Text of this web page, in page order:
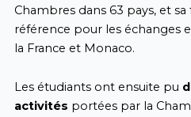
Chambres dans 63 pays, et
référence pour les échanges
la France et Monaco.
Les étudiants ont ensuite pu
activités portées par la